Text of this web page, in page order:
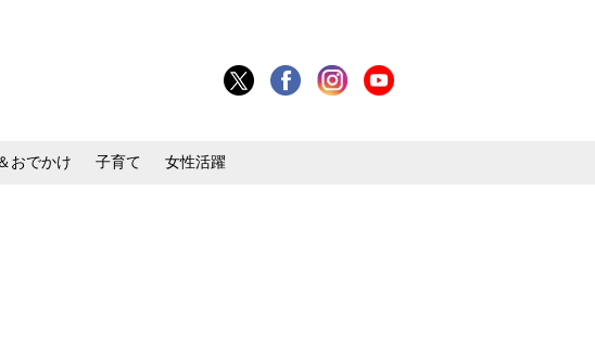
おでかけ 子育て 女性活躍